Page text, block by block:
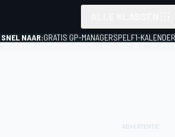
SNEL NAAR:GRATIS GP-MANAGERSPEL F1-